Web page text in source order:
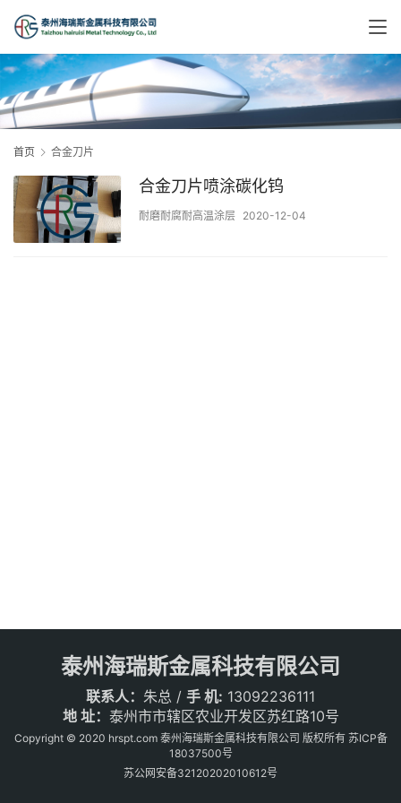
首页 合金刀片
合金刀片喷涂碳化钨
耐磨耐腐耐高温涂层 2020-12-04
泰州海瑞斯金属科技有限公司
联系人： 朱总 / 手 机: 13092236111
地 址： 泰州市市辖区农业开发区苏红路10号
Copyright © 2020 hrspt.com 泰州海瑞斯金属科技有限公司 版权所有 苏ICP备
18037500号
苏公网安备32120202010612号